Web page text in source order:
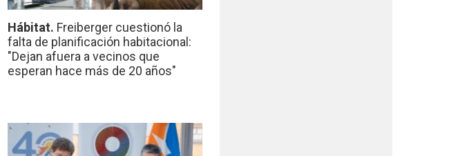
Hábitat. Freiberger cuestionó la
falta de planificación habitacional:
"Dejan afuera a vecinos que
esperan hace más de 20 años"